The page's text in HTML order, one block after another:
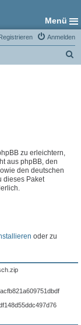
Menü
Anmelden
zu erleichtern,
aus phpBB, den
den deutschen
dieses Paket
oder zu